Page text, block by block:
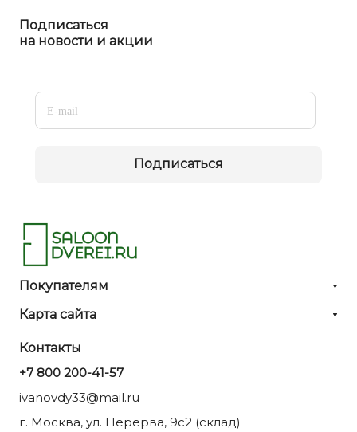
Подписаться
на новости и акции
Подписаться
Покупателям
Карта сайта
Контакты
+7 800 200-41-57
ivanovdy33@mail.ru
г. Москва, ул. Перерва, 9с2 (склад)